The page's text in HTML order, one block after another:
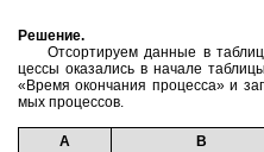
Ре­ше­ние.
От­сор­ти­ру­ем дан­ные в
цес­сы ока­за­лись в на­ча­ле
«Время окон­ча­ния про­цес­са» и
мых про­цес­сов.
A B